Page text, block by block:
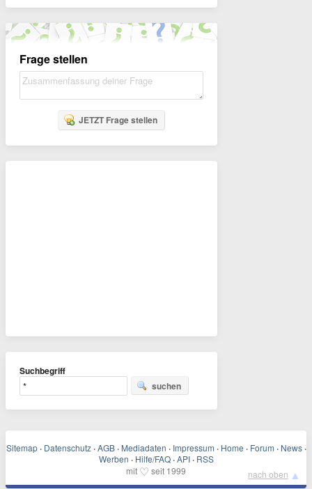
Frage stellen
JETZT Frage stellen
Suchbegriff
suchen
Sitemap · Datenschutz · AGB · Mediadaten · Impressum · Home · Forum · News ·
Werben · Hilfe/FAQ · API · RSS
mit ♡ seit 1999 nach oben ▲